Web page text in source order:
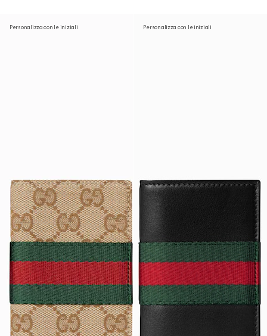
Personalizza con le iniziali Personalizza con le iniziali